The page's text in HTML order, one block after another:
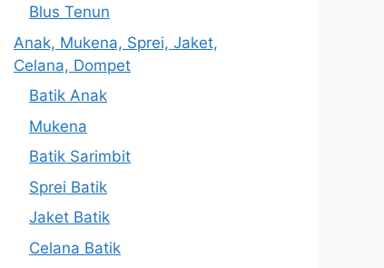
Blus Tenun
Anak, Mukena, Sprei, Jaket,
Celana, Dompet
Batik Anak
Mukena
Batik Sarimbit
Sprei Batik
Jaket Batik
Celana Batik